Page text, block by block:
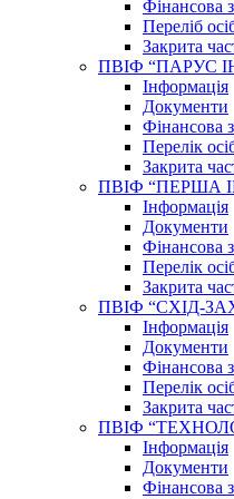
Фінансова
Переліб
Закрита
ПВІФ “ПАРУС
Інформація
Документи
Фінансова
Перелік
Закрита
ПВІФ “ПЕРША
Інформація
Документи
Фінансова
Перелік
Закрита
ПВІФ “СХІД-
Інформація
Документи
Фінансова
Перелік
Закрита
ПВІФ
Інформація
Документи
Фінансова